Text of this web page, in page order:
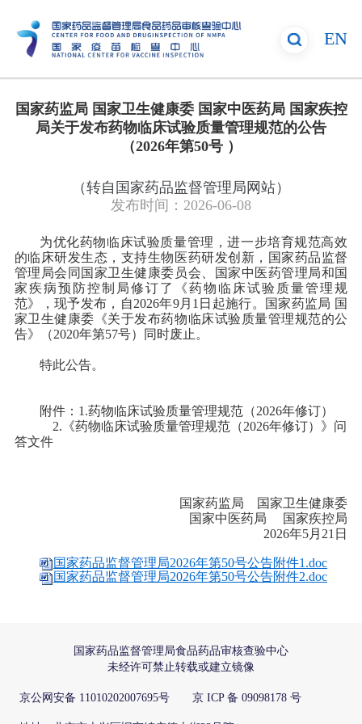
EN
国家药监局 国家卫生健康委 国家中医药局 国家疾控
局关于发布药物临床试验质量管理规范的公告
（2026年第50号 ）
（转自国家药品监督管理局网站）
发布时间： 2026-06-08
为优化药物临床试验质量管理，进一步培育规范高效
的临床研发生态，支持生物医药研发创新，国家药品监督
管理局会同国家卫生健康委员会、国家中医药管理局和国
家疾病预防控制局修订了《药物临床试验质量管理规
范》，现予发布，自2026年9月1日起施行。国家药监局 国
家卫生健康委《关于发布药物临床试验质量管理规范的公
告》（2020年第57号）同时废止。
特此公告。
附件：1.药物临床试验质量管理规范（2026年修订）
2.《药物临床试验质量管理规范（2026年修订）》问
答文件
国家药监局 国家卫生健康委
国家中医药局 国家疾控局
2026年5月21日
国家药品监督管理局2026年第50号公告附件1.doc
国家药品监督管理局2026年第50号公告附件2.doc
国家药品监督管理局食品药品审核查验中心
未经许可禁止转载或建立镜像
京公网安备 11010202007695号 京 ICP 备 09098178 号